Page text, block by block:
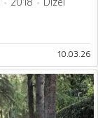
10.03.26